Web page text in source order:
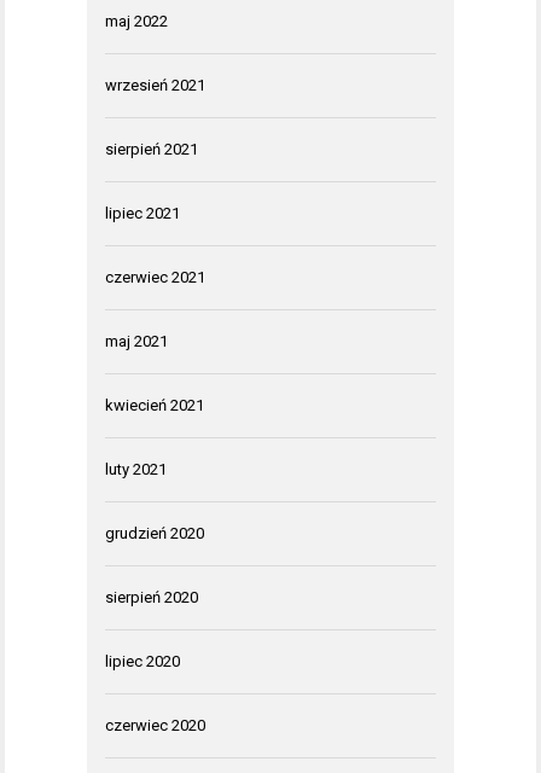
maj 2022
wrzesień 2021
sierpień 2021
lipiec 2021
czerwiec 2021
maj 2021
kwiecień 2021
luty 2021
grudzień 2020
sierpień 2020
lipiec 2020
czerwiec 2020